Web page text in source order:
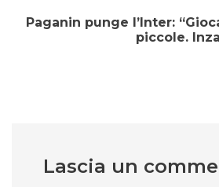
Paganin punge l’Inter:
piccole.
Lascia un